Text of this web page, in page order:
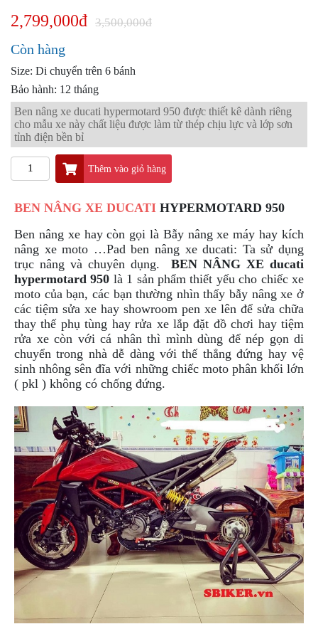
ĐỒ
CHƠI
PG1
PHỤ
KIỆN
YAMAHA
PG-
1
CẢNG
GIVI
ZR
ĐỒ
XE
PHỤ
KIỆN
XSR
155
ÁO
MƯA
GIVI
GĂNG
TAY
MOTO
DƯỠNG
SÊN
BALO
TÚI
ĐEO
GIVI
GIÀY
MOTO
ÁO
GIÁP
2,799,000đ 3,500,000đ
Còn hàng
Size: Di chuyển trên 6 bánh
Bảo hành: 12 tháng
Ben nâng xe ducati hypermotard 950 được thiết kê dành riêng
cho mẫu xe này chất liệu được làm từ thép chịu lực và lớp sơn
tỉnh điện bền bỉ
Thêm vào giỏ hàng
BEN NÂNG XE DUCATI HYPERMOTARD 950
Ben nâng xe hay còn gọi là Bẫy nâng xe máy hay kích
nâng xe moto …Pad ben nâng xe ducati: Ta sử dụng
trục nâng và chuyên dụng.
BEN NÂNG XE ducati
hypermotard 950 là 1 sản phẩm thiết yếu cho chiếc xe
moto của bạn, các bạn thường nhìn thấy bẫy nâng xe ở
các tiệm sửa xe hay showroom pen xe lên để sửa chữa
thay thế phụ tùng hay rửa xe lắp đặt đồ chơi hay tiệm
rửa xe còn với cá nhân thì mình dùng để nép gọn di
chuyển trong nhà dễ dàng với thế thẳng đứng hay vệ
sinh nhông sên đĩa với những chiếc moto phân khối lớn
( pkl ) không có chống đứng.